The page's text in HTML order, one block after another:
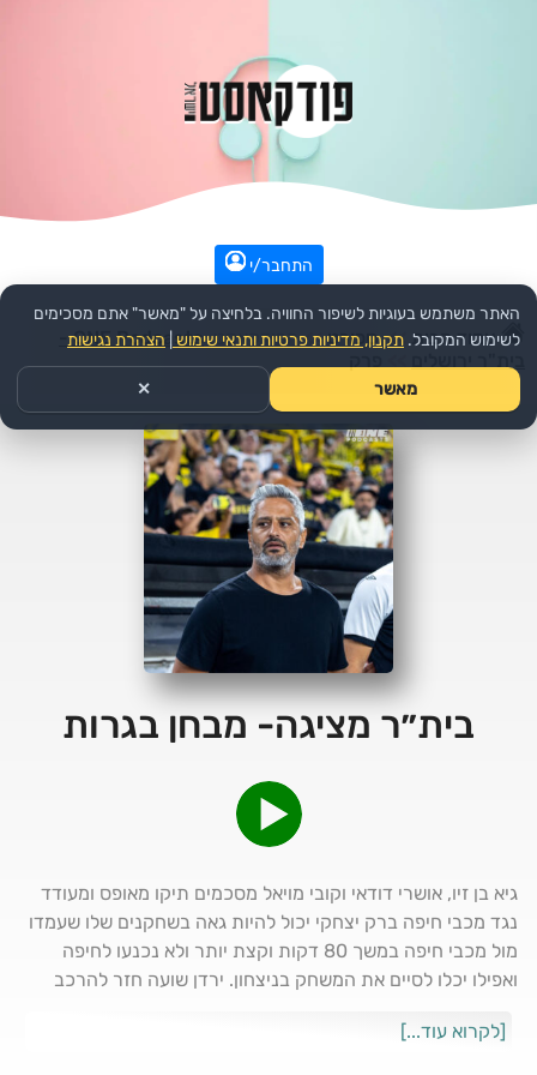
התחבר/י
עמוד הבית >> ספורט >>הפודקאסט:
ONE Podcasts -
בית״ר מציגה- מבחן בגרות
גיא בן זיו, אושרי דודאי וקובי מויאל מסכמים תיקו מאופס ומעודד
נגד מכבי חיפה ברק יצחקי יכול להיות גאה בשחקנים שלו שעמדו
מול מכבי חיפה במשך 80 דקות וקצת יותר ולא נכנעו לחיפה
ואפילו יכלו לסיים את המשחק בניצחון. ירדן שועה חזר להרכב
גם בקבוצה. אצילי עבד קשה ושיחק טקטי נהדר, ההגנה סוף סוף
[לקרוא עוד...]
האתר משתמש בעוגיות לשיפור החוויה. בלחיצה על "מאשר" אתם מסכימים
לשימוש המקובל. תקנון, מדיניות פרטיות ותנאי שימוש הצהרת נגישות
מאשר ✕